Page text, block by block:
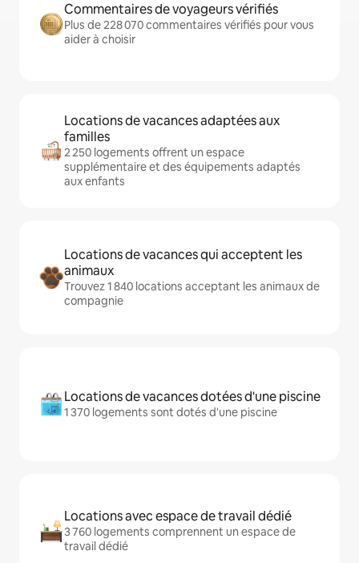
Commentaires de voyageurs vérifiés
Plus de 228 070 commentaires vérifiés pour vous
aider à choisir
Locations de vacances adaptées aux
familles
2 250 logements offrent un espace
supplémentaire et des équipements adaptés
aux enfants
Locations de vacances qui acceptent les
animaux
Trouvez 1 840 locations acceptant les animaux de
compagnie
Locations de vacances dotées d'une piscine
1 370 logements sont dotés d'une piscine
Locations avec espace de travail dédié
3 760 logements comprennent un espace de
travail dédié